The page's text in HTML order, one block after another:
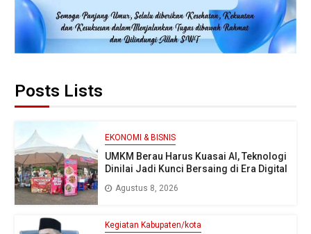
Posts Lists
EKONOMI & BISNIS
UMKM Berau Harus Kuasai AI, Teknologi
Dinilai Jadi Kunci Bersaing di Era Digital
Agustus 8, 2026
Kegiatan Kabupaten/kota